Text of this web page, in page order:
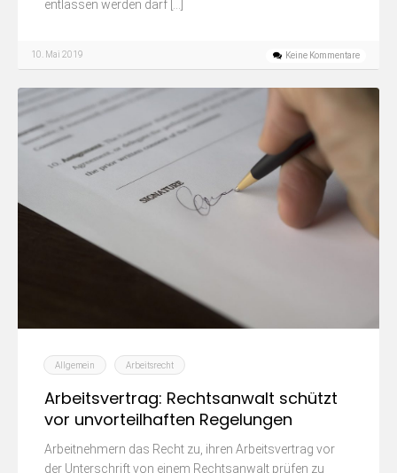
entlassen werden darf […]
10. Mai 2019 Keine Kommentare
Allgemein Arbeitsrecht
Arbeitsvertrag: Rechtsanwalt schützt
vor unvorteilhaften Regelungen
Arbeitnehmern das Recht zu, ihren Arbeitsvertrag vor
der Unterschrift von einem Rechtsanwalt prüfen zu